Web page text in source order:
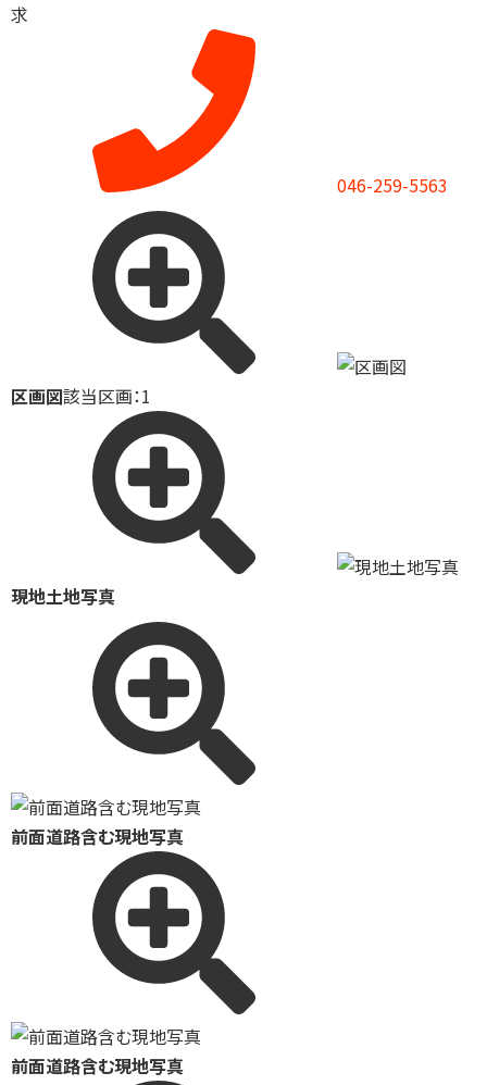
求
046-259-5563
区画図該当区画：1
現地土地写真
前面道路含む現地写真
前面道路含む現地写真